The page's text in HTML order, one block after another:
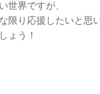
世界ですが、
限り応援したいと思
ょう！